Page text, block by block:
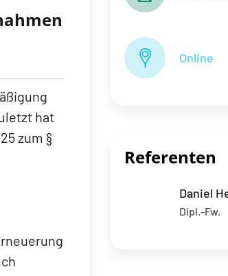
hat
zum §
Online
Referenten
Daniel
Dipl.-Fw.